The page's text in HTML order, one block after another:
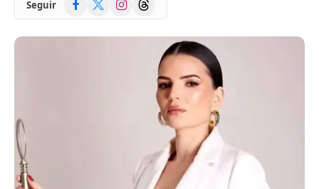
Seguir
(Twitter)